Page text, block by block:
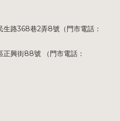
路368巷2弄8號（門市電話：
正興街88號 （門市電話：